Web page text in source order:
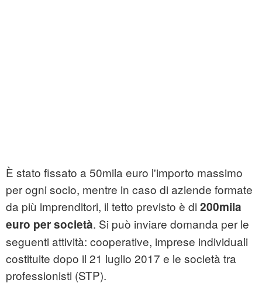
È stato fissato a 50mila euro l'importo massimo
per ogni socio, mentre in caso di aziende formate
da più imprenditori, il tetto previsto è di 200mila
euro per società. Si può inviare domanda per le
seguenti attività: cooperative, imprese individuali
costituite dopo il 21 luglio 2017 e le società tra
professionisti (STP).